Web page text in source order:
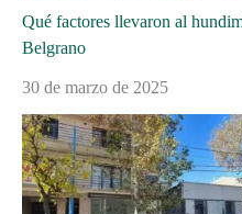
Qué factores llevaron al
Belgrano
30 de marzo de 2025